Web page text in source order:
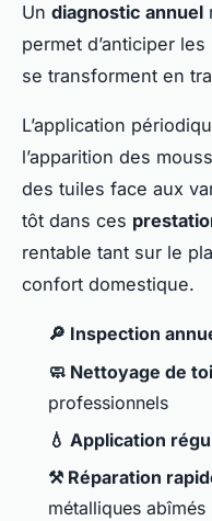
Un diagnostic annuel
permet d’anticiper
se transforment en
L’application
l’apparition des
des tuiles face aux
tôt dans ces
rentable tant sur le
confort domestique.
🔎 Inspection
🧼 Nettoyage de
professionnels
💧 Application
⚒️ Réparation
métalliques abîmés